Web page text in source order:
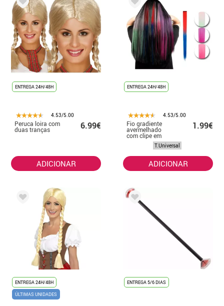
ENTREGA 24H/48H
4.53/5.00
Peruca loira com
duas tranças 6.99€
ADICIONAR
ENTREGA 24H/48H
4.53/5.00
Fio gradiente
avermelhado
com clipe em
cores sortidas
1.99€
T.Universal
ADICIONAR
ENTREGA 24H/48H
ÚLTIMAS UNIDADES
ENTREGA 5/6 DIAS